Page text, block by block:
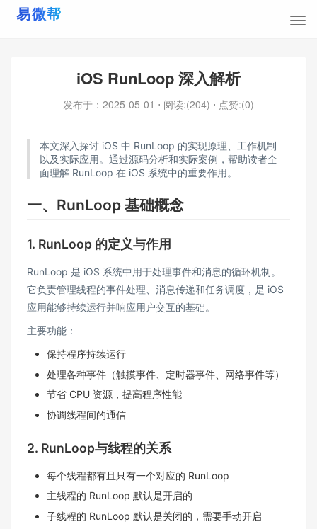
iOS RunLoop 深入解析
发布于： 2025-05-01 ⋅ 阅读:(204) ⋅ 点赞:(0)
本文深入探讨 iOS 中 RunLoop 的实现原理、工作机制
以及实际应用。通过源码分析和实际案例，帮助读者全
面理解 RunLoop 在 iOS 系统中的重要作用。
一、RunLoop 基础概念
1. RunLoop 的定义与作用
RunLoop 是 iOS 系统中用于处理事件和消息的循环机制。
它负责管理线程的事件处理、消息传递和任务调度，是 iOS
应用能够持续运行并响应用户交互的基础。
主要功能：
保持程序持续运行
处理各种事件（触摸事件、定时器事件、网络事件等）
节省 CPU 资源，提高程序性能
协调线程间的通信
2. RunLoop与线程的关系
每个线程都有且只有一个对应的 RunLoop
主线程的 RunLoop 默认是开启的
子线程的 RunLoop 默认是关闭的，需要手动开启